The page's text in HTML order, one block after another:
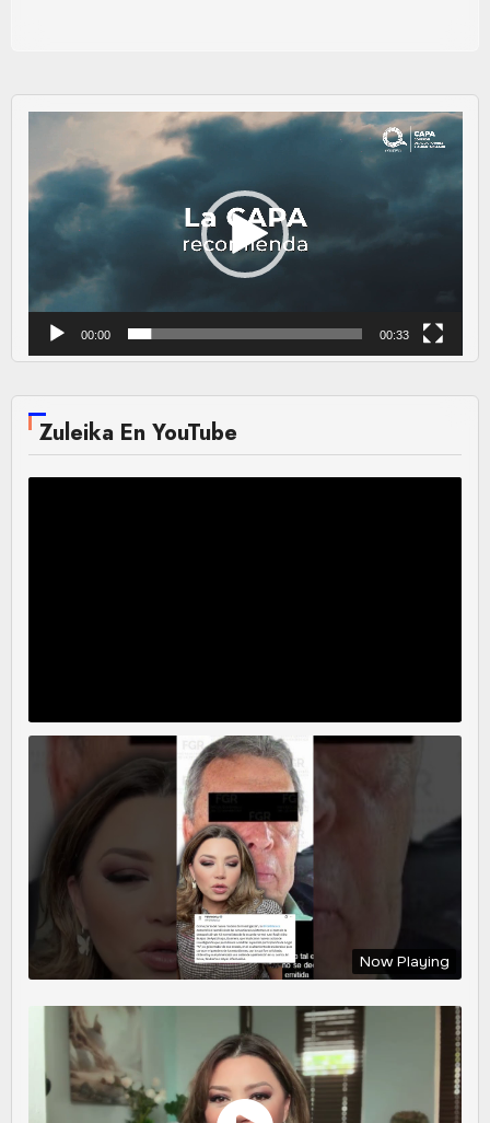
Reproductor
vídeo
00:00 00:33
Zuleika En YouTube
Now Playing